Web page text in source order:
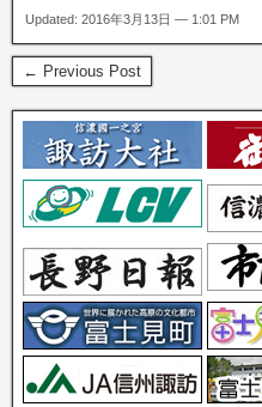
Updated: 2016年3月13日 — 1:01 PM
← Previous Post